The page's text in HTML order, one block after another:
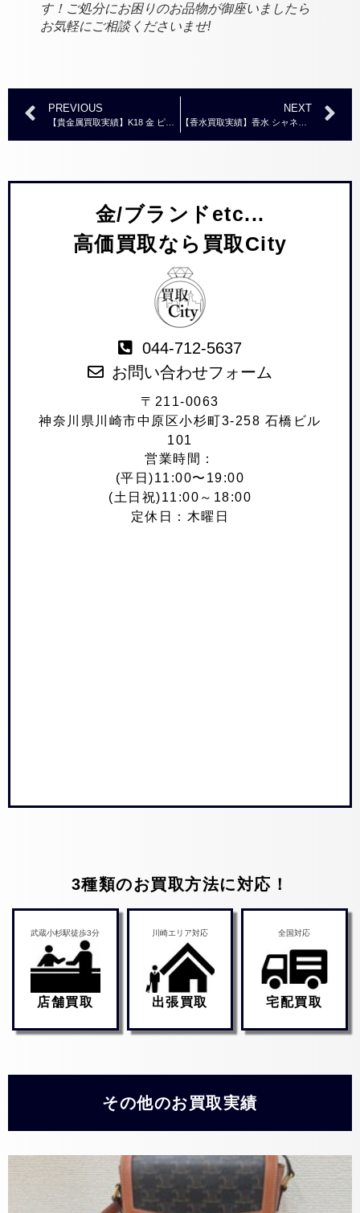
す！ご処分にお困りのお品物が御座いましたら
お気軽にご相談くださいませ!
PREVIOUS NEXT
金/ブランドetc...
高価買取なら買取City
044-712-5637
お問い合わせフォーム
〒211-0063
神奈川県川崎市中原区小杉町3-258 石橋ビル
101
営業時間：
(平日)11:00〜19:00
(土日祝)11:00～18:00
定休日：木曜日
3種類のお買取方法に対応！
武蔵小杉駅徒歩3分
店舗買取
川崎エリア対応
出張買取
全国対応
宅配買取
その他のお買取実績